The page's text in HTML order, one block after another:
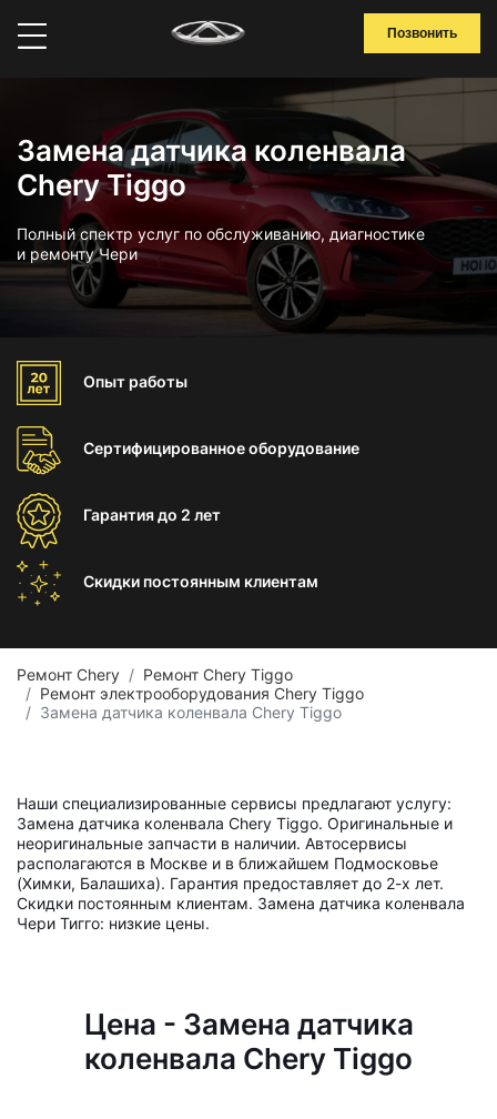
Позвонить
Замена датчика коленвала
Chery Tiggo
Полный спектр услуг по обслуживанию, диагностике
и ремонту Чери
Опыт работы
Сертифицированноеоборудование
Гарантиядо 2 лет
Скидки постоянным клиентам
Ремонт Chery
Ремонт Chery Tiggo
Ремонт электрооборудования Chery Tiggo
Замена датчика коленвала Chery Tiggo
Наши специализированные сервисы предлагают услугу:
Замена датчика коленвала Chery Tiggo. Оригинальные и
неоригинальные запчасти в наличии. Автосервисы
располагаются в Москве и в ближайшем Подмосковье
(Химки, Балашиха). Гарантия предоставляет до 2-х лет.
Скидки постоянным клиентам. Замена датчика коленвала
Чери Тигго: низкие цены.
Цена - Замена датчика
коленвала Chery Tiggo